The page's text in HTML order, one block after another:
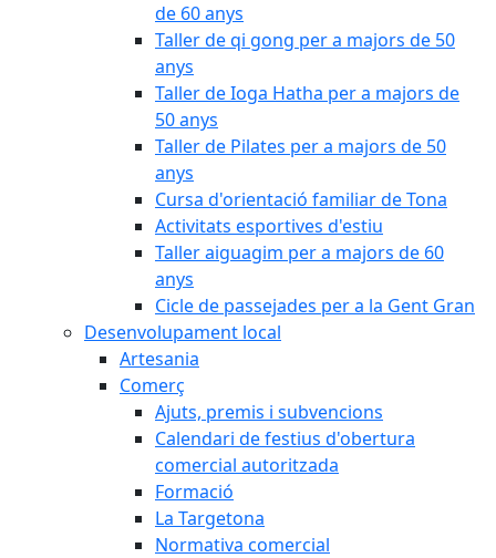
de 60 anys
Taller de qi gong per a majors de 50
anys
Taller de Ioga Hatha per a majors de
50 anys
Taller de Pilates per a majors de 50
anys
Cursa d'orientació familiar de Tona
Activitats esportives d'estiu
Taller aiguagim per a majors de 60
anys
Cicle de passejades per a la Gent Gran
Desenvolupament local
Artesania
Comerç
Ajuts, premis i subvencions
Calendari de festius d'obertura
comercial autoritzada
Formació
La Targetona
Normativa comercial